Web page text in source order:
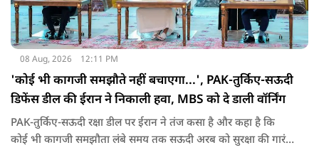
08 Aug, 2026 12:11 PM
'कोई भी कागजी समझौते नहीं बचाएगा...', PAK-तुर्किए-सऊदी
डिफेंस डील की ईरान ने निकाली हवा, MBS को दे डाली वॉर्निंग
PAK-तुर्किए-सऊदी रक्षा डील पर ईरान ने तंज कसा है और कहा है कि
कोई भी कागजी समझौता लंबे समय तक सऊदी अरब को सुरक्षा की गारंटी